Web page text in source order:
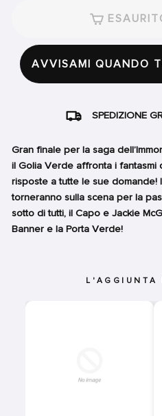
AVVISAMI QUANDO
SPEDIZIONE
Gran finale per la saga
il Golia Verde affronta i
risposte a tutte le sue domande!
torneranno sulla scena per la
sotto di tutti, il Capo e Jackie
Banner e la Porta Verde!
L'AGGIUNTA